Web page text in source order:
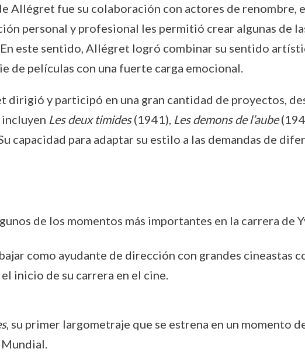
Allégret fue su colaboración con actores de renombre,
personal y profesional les permitió crear algunas de
este sentido, Allégret logró combinar su sentido
de películas con una fuerte carga emocional.
dirigió y participó en una gran cantidad de proyectos,
incluyen Les deux timides(1941), Les demons de l’aube
capacidad para adaptar su estilo a las demandas de
de los momentos más importantes en la carrera de
como ayudante de dirección con grandes cineastas
el inicio de su carrera en el cine.
, su primer largometraje que se estrena en un momento